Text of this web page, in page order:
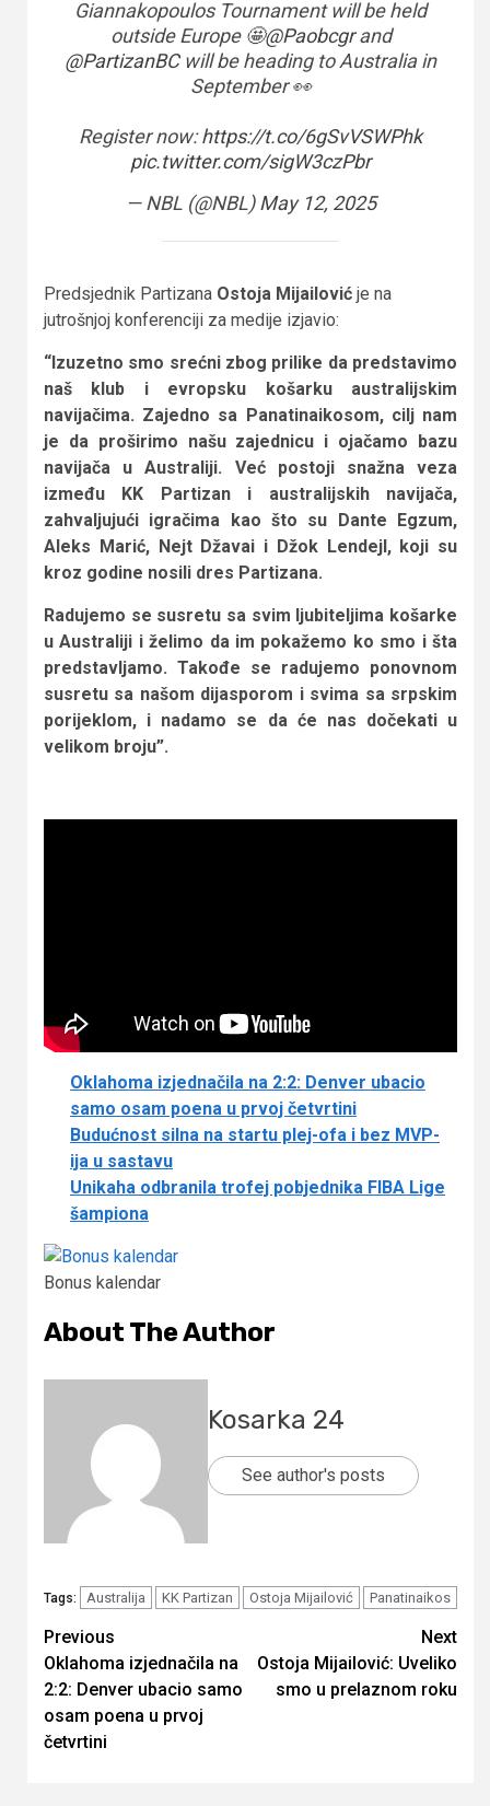
Giannakopoulos Tournament will be held
outside Europe 🤩@Paobcgrand
@PartizanBCwill be heading to Australia in
September 👀
Register now:https://t.co/6gSvVSWPhk
pic.twitter.com/sigW3czPbr
— NBL (@NBL)May 12, 2025
Predsjednik Partizana Ostoja Mijailović je na
jutrošnjoj konferenciji za medije izjavio:
“Izuzetno smo srećni zbog prilike da predstavimo
naš klub i evropsku košarku australijskim
navijačima. Zajedno sa Panatinaikosom, cilj nam
je da proširimo našu zajednicu i ojačamo bazu
navijača u Australiji. Već postoji snažna veza
između KK Partizan i australijskih navijača,
zahvaljujući igračima kao što su Dante Egzum,
Aleks Marić, Nejt Džavai i Džok Lendejl, koji su
kroz godine nosili dres Partizana.
Radujemo se susretu sa svim ljubiteljima košarke
u Australiji i želimo da im pokažemo ko smo i šta
predstavljamo. Takođe se radujemo ponovnom
susretu sa našom dijasporom i svima sa srpskim
porijeklom, i nadamo se da će nas dočekati u
velikom broju”.
Oklahoma izjednačila na 2:2: Denver ubacio
samo osam poena u prvoj četvrtini
Budućnost silna na startu plej-ofa i bez MVP-
ija u sastavu
Unikaha odbranila trofej pobjednika FIBA Lige
šampiona
Bonus kalendar
About The Author
Kosarka 24
See author's posts
Tags: Australija KK Partizan Ostoja Mijailović Panatinaikos
Continue
Reading
Previous
Oklahoma izjednačila na
2:2: Denver ubacio samo
osam poena u prvoj
četvrtini
Next
Ostoja Mijailović: Uveliko
smo u prelaznom roku